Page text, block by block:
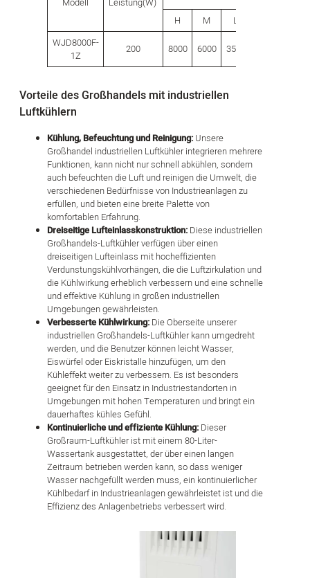
Modell Leistung(W)
H M
L
WJD8000F-
1Z
200 8000 6000 3500
Vorteile des Großhandels mit industriellen
Luftkühlern
Kühlung, Befeuchtung und Reinigung:Unsere
Großhandel industriellen Luftkühler integrieren mehrere
Funktionen, kann nicht nur schnell abkühlen, sondern
auch befeuchten die Luft und reinigen die Umwelt, die
verschiedenen Bedürfnisse von Industrieanlagen zu
erfüllen, und bieten eine breite Palette von
komfortablen Erfahrung.
Dreiseitige Lufteinlasskonstruktion:Diese industriellen
Großhandels-Luftkühler verfügen über einen
dreiseitigen Lufteinlass mit hocheffizienten
Verdunstungskühlvorhängen, die die Luftzirkulation und
die Kühlwirkung erheblich verbessern und eine schnelle
und effektive Kühlung in großen industriellen
Umgebungen gewährleisten.
Verbesserte Kühlwirkung:Die Oberseite unserer
industriellen Großhandels-Luftkühler kann umgedreht
werden, und die Benutzer können leicht Wasser,
Eiswürfel oder Eiskristalle hinzufügen, um den
Kühleffekt weiter zu verbessern. Es ist besonders
geeignet für den Einsatz in Industriestandorten in
Umgebungen mit hohen Temperaturen und bringt ein
dauerhaftes kühles Gefühl.
Kontinuierliche und effiziente Kühlung:Dieser
Großraum-Luftkühler ist mit einem 80-Liter-
Wassertank ausgestattet, der über einen langen
Zeitraum betrieben werden kann, so dass weniger
Wasser nachgefüllt werden muss, ein kontinuierlicher
Kühlbedarf in Industrieanlagen gewährleistet ist und die
Effizienz des Anlagenbetriebs verbessert wird.